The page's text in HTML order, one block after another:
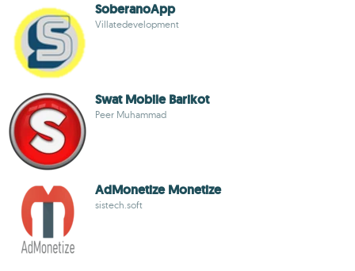
SoberanoApp
Villatedevelopment
Swat Mobile Barikot
Peer Muhammad
AdMonetize Monetize
sistech.soft